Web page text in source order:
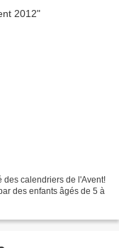
des calendriers de l'Avent!
des enfants âgés de 5 à